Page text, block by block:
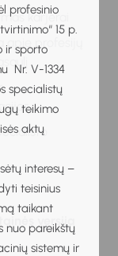
profesinio
15 p.
ir sporto
Nr. V-1334
teikimo
aktų
interesų –
teisinius
taikant
nuo pareikštų
sistemų ir
karjerai
apie profesijų
versija